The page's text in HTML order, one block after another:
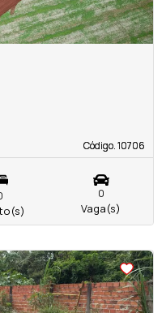
Código. 10706
Código. 10706
0
Vaga(s)